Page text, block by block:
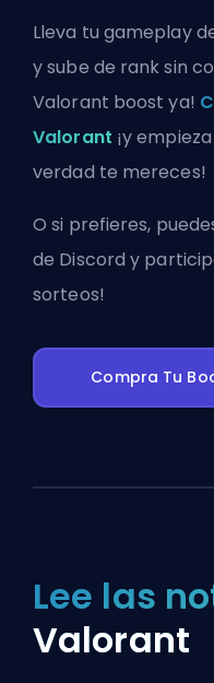
Lleva tu gameplay
y sube de rank sin
Valorant boost ya!
Valorant ¡y
verdad te mereces!
O si prefieres,
de Discord y
sorteos!
Compra Tu
Lee las
Valorant